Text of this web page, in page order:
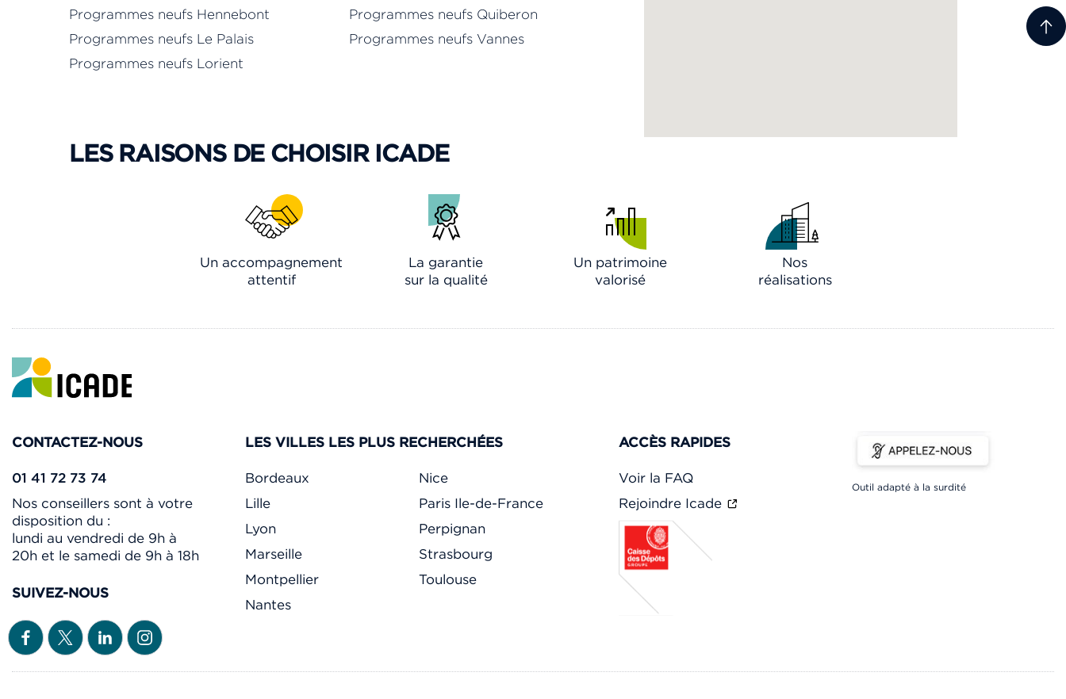
Programmes neufs Hennebont
Programmes neufs Le Palais
Programmes neufs Lorient
Programmes neufs Quiberon
Programmes neufs Vannes
LES RAISONS DE CHOISIR ICADE
Un accompagnement
attentif
La garantie
sur la qualité
Un patrimoine
valorisé
Nos
réalisations
CONTACTEZ-NOUS
01 41 72 73 74
Nos conseillers sont à votre
disposition du :
lundi au vendredi de 9h à
20h et le samedi de 9h à 18h
SUIVEZ-NOUS
LES VILLES LES PLUS RECHERCHÉES
Bordeaux
Lille
Lyon
Marseille
Montpellier
Nantes
Nice
Paris Ile-de-France
Perpignan
Strasbourg
Toulouse
ACCÈS RAPIDES
Voir la FAQ
Rejoindre Icade
Outil adapté à la surdité